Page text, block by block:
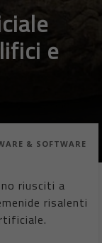
e
& SOFTWARE
riusciti a
risalenti